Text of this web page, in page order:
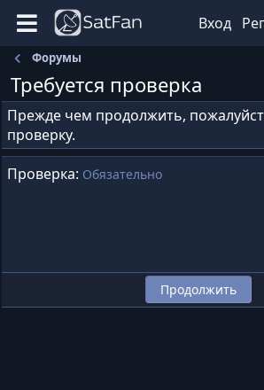
Вход
Форумы
Требуется проверка
Прежде чем продолжить,
проверку.
Проверка Обязательно
Продолжить